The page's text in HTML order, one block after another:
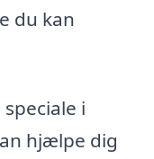
du kan
i
hjælpe dig